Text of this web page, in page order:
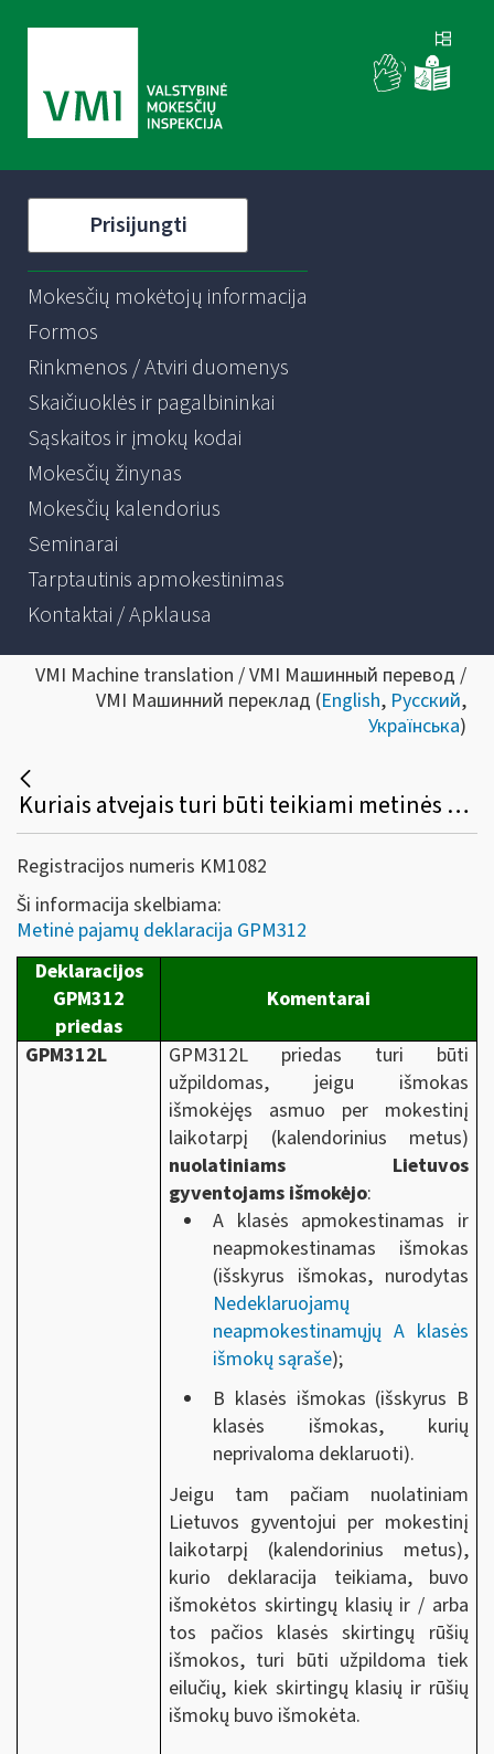
Prisijungti
Mokesčių mokėtojų informacija
Formos
Rinkmenos / Atviri duomenys
Skaičiuoklės ir pagalbininkai
Sąskaitos ir įmokų kodai
Mokesčių žinynas
Mokesčių kalendorius
Seminarai
Tarptautinis apmokestinimas
Kontaktai / Apklausa
VMI Machine translation / VMI Машинный перевод /
VMI Машинний переклад (English, Русский,
Українська)
Kuriais atvejais turi būti teikiami metinės gyventojams išmokėtų išmokų, priskiriamų A ir B klasės pajamoms, deklaracijos (GPM312) L ir U priedai?
Registracijos numeris KM1082
Ši informacija skelbiama:
Metinė pajamų deklaracija GPM312
Deklaracijos
GPM312
priedas
Komentarai
GPM312L
GPM312L priedas turi būti
užpildomas, jeigu išmokas
išmokėjęs asmuo per mokestinį
laikotarpį (kalendorinius metus)
nuolatiniams Lietuvos
gyventojams išmokėjo:
A klasės apmokestinamas ir
neapmokestinamas išmokas
(išskyrus išmokas, nurodytas
Nedeklaruojamų
neapmokestinamųjų A klasės
išmokų sąraše);
B klasės išmokas (išskyrus B
klasės išmokas, kurių
neprivaloma deklaruoti).
Jeigu tam pačiam nuolatiniam
Lietuvos gyventojui per mokestinį
laikotarpį (kalendorinius metus),
kurio deklaracija teikiama, buvo
išmokėtos skirtingų klasių ir / arba
tos pačios klasės skirtingų rūšių
išmokos, turi būti užpildoma tiek
eilučių, kiek skirtingų klasių ir rūšių
išmokų buvo išmokėta.